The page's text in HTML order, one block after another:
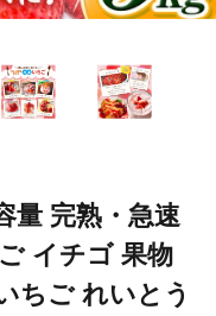
量 完熟・急速
イチゴ 果物
ちご れいとう